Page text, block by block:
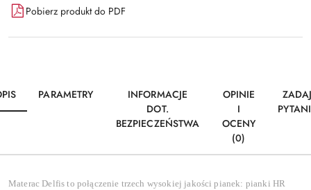
Pobierz produkt do PDF
PARAMETRY
INFORMACJE
DOT.
BEZPIECZEŃSTWA
OPINIE
I
OCENY
(0)
Materac Delfis to połączenie trzech wysokiej jakości pianek: pianki HR